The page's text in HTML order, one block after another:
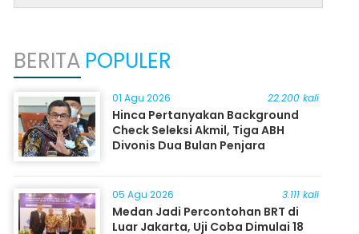
BERITA POPULER
01 Agu 2026 22.200 kali
Hinca Pertanyakan Background
Check Seleksi Akmil, Tiga ABH
Divonis Dua Bulan Penjara
05 Agu 2026 3.111 kali
Medan Jadi Percontohan BRT di
Luar Jakarta, Uji Coba Dimulai 18